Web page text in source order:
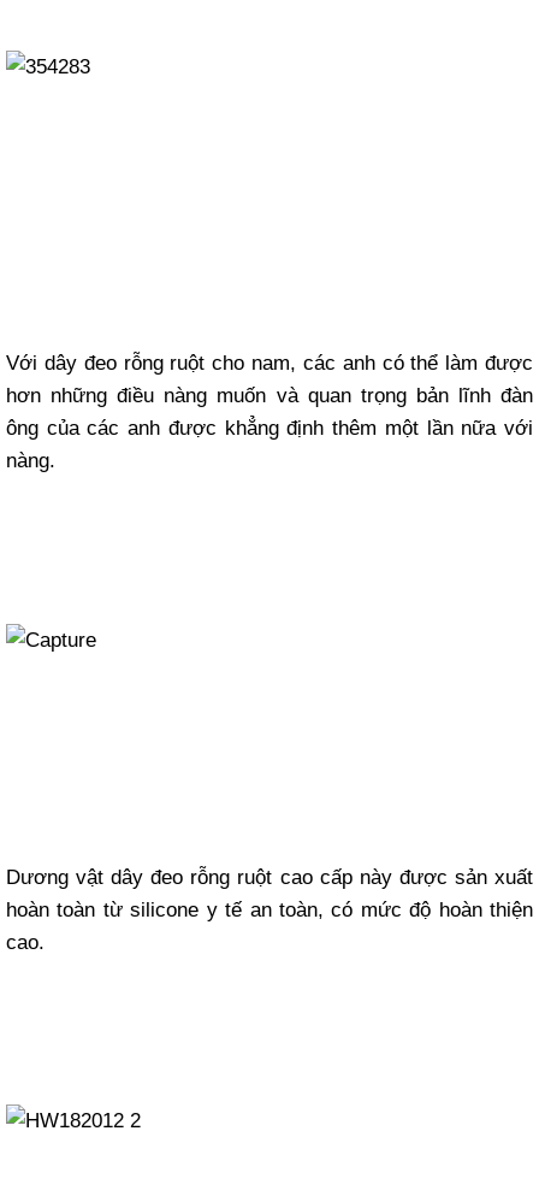
Với dây đeo rỗng ruột cho nam, các anh có thể làm được
hơn những điều nàng muốn và quan trọng bản lĩnh đàn
ông của các anh được khẳng định thêm một lần nữa với
nàng.
Dương vật dây đeo rỗng ruột cao cấp này được sản xuất
hoàn toàn từ silicone y tế an toàn, có mức độ hoàn thiện
cao.